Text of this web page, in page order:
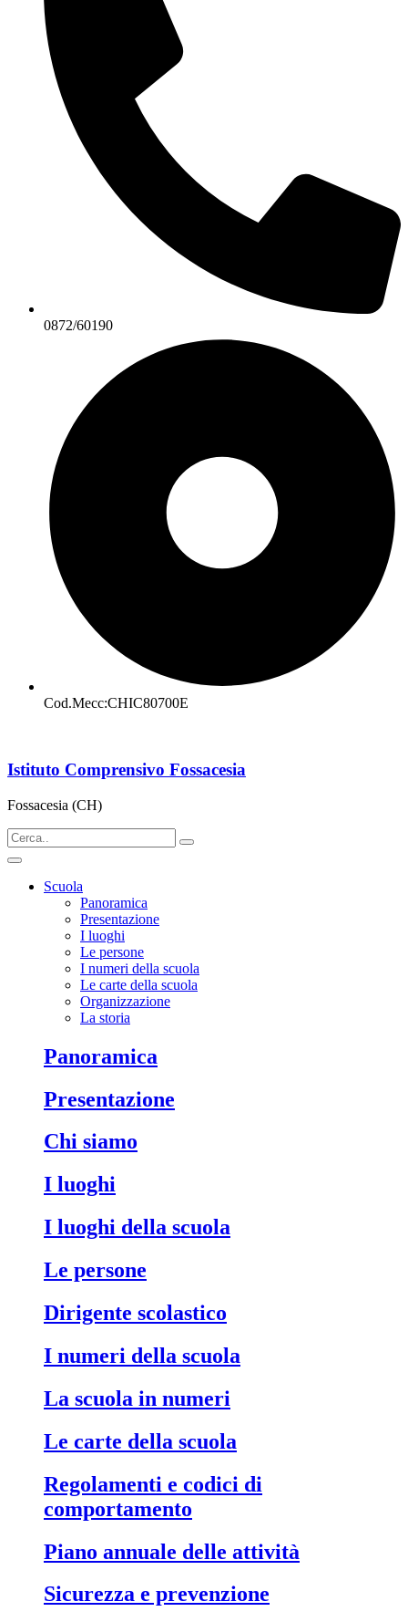
0872/60190
Cod.Mecc:CHIC80700E
Istituto Comprensivo Fossacesia
Fossacesia (CH)
Scuola
Panoramica
Presentazione
I luoghi
Le persone
I numeri della scuola
Le carte della scuola
Organizzazione
La storia
Panoramica
Presentazione
Chi siamo
I luoghi
I luoghi della scuola
Le persone
Dirigente scolastico
I numeri della scuola
La scuola in numeri
Le carte della scuola
Regolamenti e codici di
comportamento
Piano annuale delle attività
Sicurezza e prevenzione